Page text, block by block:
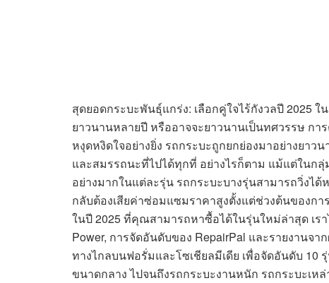
สุดยอดกระบะพันธุ์แกร่ง: เลือกคู่ใจไร้กังวลปี 2025
ยาวนานหลายปี หรืออาจจะยาวนานเป็นทศวรรษ กา
หงุดหงิดใจอย่างยิ่ง รถกระบะถูกยกย่องมาอย่างยา
และสมรรถนะที่ไปได้ทุกที่ อย่างไรก็ตาม แม้แต่ในก
อย่างมากในแต่ละรุ่น รถกระบะบางรุ่นสามารถวิ่ง
กลับต้องเสียค่าซ่อมแซมราคาสูงตั้งแต่ช่วงต้นของก
ในปี 2025 ที่คุณสามารถหาซื้อได้ในรุ่นใหม่ล่าสุด เ
Power, การจัดอันดับของ RepairPal และรายงานจา
ทางไกลบนฟอรั่มและโซเชียลมีเดีย เพื่อจัดอันดับ
ขนาดกลาง ไปจนถึงรถกระบะงานหนัก รถกระบะเ